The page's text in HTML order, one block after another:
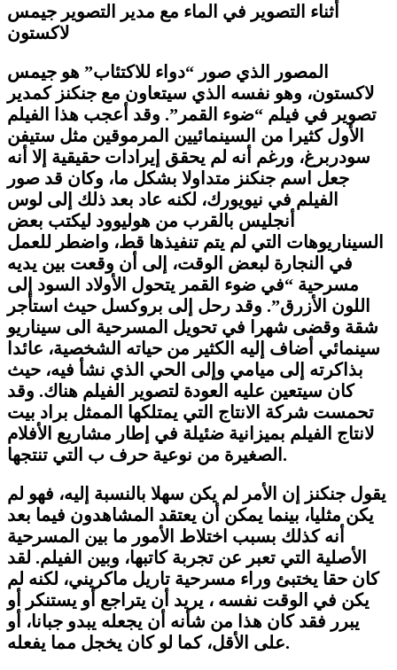
أثناء التصوير في الماء مع مدير التصوير جيمس
لاكستون
المصور الذي صور “دواء للاكتئاب” هو جيمس
لاكستون، وهو نفسه الذي سيتعاون مع جنكنز كمدير
تصوير في فيلم “ضوء القمر”. وقد أعجب هذا الفيلم
الأول كثيرا من السينمائيين المرموقين مثل ستيفن
سودربرغ، ورغم أنه لم يحقق إيرادات حقيقية إلا أنه
جعل اسم جنكنز متداولا بشكل ما، وكان قد صور
الفيلم في نيويورك، لكنه عاد بعد ذلك إلى لوس
أنجليس بالقرب من هوليوود ليكتب بعض
السيناريوهات التي لم يتم تنفيذها قط، واضطر للعمل
في النجارة لبعض الوقت، إلى أن وقعت بين يديه
مسرحية “في ضوء القمر يتحول الأولاد السود إلى
اللون الأزرق”. وقد رحل إلى بروكسل حيث استأجر
شقة وقضى شهرا في تحويل المسرحية الى سيناريو
سينمائي أضاف إليه الكثير من حياته الشخصية، عائدا
بذاكرته إلى ميامي وإلى الحي الذي نشأ فيه، حيث
كان سيتعين عليه العودة لتصوير الفيلم هناك. وقد
تحمست شركة الانتاج التي يمتلكها الممثل براد بيت
لانتاج الفيلم بميزانية ضئيلة في إطار مشاريع الأفلام
الصغيرة من نوعية حرف ب التي تنتجها.
يقول جنكنز إن الأمر لم يكن سهلا بالنسبة إليه، فهو لم
يكن مثليا، بينما يمكن أن يعتقد المشاهدون فيما بعد
أنه كذلك بسبب اختلاط الأمور ما بين المسرحية
الأصلية التي تعبر عن تجربة كاتبها، وبين الفيلم. لقد
كان حقا يختبئ وراء مسرحية تاريل ماكريني، لكنه لم
يكن في الوقت نفسه ، يريد أن يتراجع أو يستنكر أو
يبرر فقد كان هذا من شأنه أن يجعله يبدو جبانا، أو
على الأقل، كما لو كان يخجل مما يفعله.